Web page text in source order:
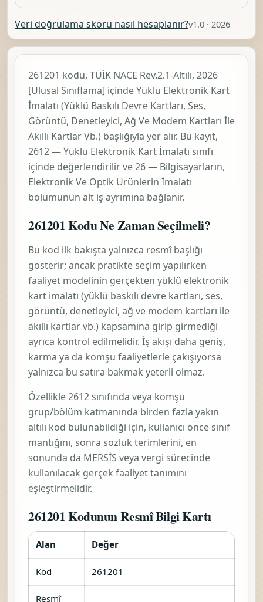
Veri doğrulama skoru nasıl hesaplanır?v1.0 · 2026
261201 kodu, TÜİK NACE Rev.2.1-Altılı, 2026
[Ulusal Sınıflama] içindeYüklü Elektronik Kart
İmalatı (Yüklü Baskılı Devre Kartları, Ses,
Görüntü, Denetleyici, Ağ Ve Modem Kartları İle
Akıllı Kartlar Vb.) başlığıyla yer alır. Bu kayıt,
2612 — Yüklü Elektronik Kart İmalatı sınıfı
içinde değerlendirilir ve26 — Bilgisayarların,
Elektronik Ve Optik Ürünlerin İmalatı
bölümünün alt iş ayrımına bağlanır.
261201 Kodu Ne Zaman Seçilmeli?
Bu kod ilk bakışta yalnızca resmî başlığı
gösterir; ancak pratikte seçim yapılırken
faaliyet modelinin gerçekten yüklü elektronik
kart imalatı (yüklü baskılı devre kartları, ses,
görüntü, denetleyici, ağ ve modem kartları ile
akıllı kartlar vb.) kapsamına girip girmediği
ayrıca kontrol edilmelidir. İş akışı daha geniş,
karma ya da komşu faaliyetlerle çakışıyorsa
yalnızca bu satıra bakmak yeterli olmaz.
Özellikle 2612 sınıfında veya komşu
grup/bölüm katmanında birden fazla yakın
altılı kod bulunabildiği için, kullanıcı önce sınıf
mantığını, sonra sözlük terimlerini, en
sonunda da MERSİS veya vergi sürecinde
kullanılacak gerçek faaliyet tanımını
eşleştirmelidir.
261201 Kodunun Resmî Bilgi Kartı
Alan Değer
Kod 261201
Resmî